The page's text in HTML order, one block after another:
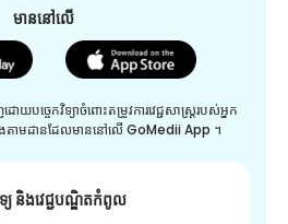
មាននៅលើ
ចេកវិទ្យាចំពោះតម្រូវការវេជ្ជសាស្រ្តរបស់អ្នក
តាមដានដែលមាននៅលើ GoMedii App ។
យ និងវេជ្ជបណ្ឌិតកំពូល